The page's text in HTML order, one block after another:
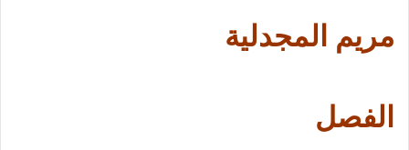
مريم المجدلية
الفصل